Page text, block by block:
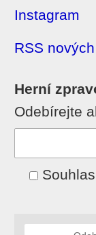
Instagram
RSS
Herní
Odebírejte